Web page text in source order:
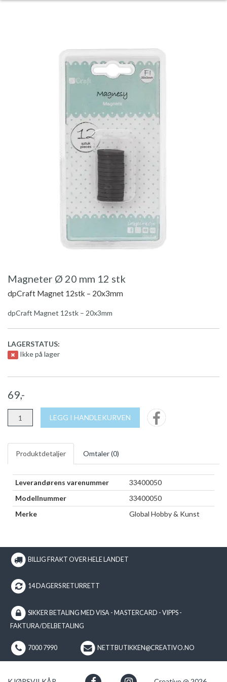
Magneter Ø 20 mm 12 stk
dpCraft Magnet 12stk – 20x3mm
dpCraft Magnet 12stk – 20x3mm
LAGERSTATUS:
Ikke på lager
69,-
LEGG I HANDLEKURVEN
Produktdetaljer Omtaler (0)
Leverandørens varenummer
33400050
Modellnummer
33400050
Merke
Global Hobby & Kunst
BILLIG FRAKT OVER HELE LANDET
14 DAGERS RETURRETT
SIKKER BETALING MED VISA - MASTERCARD - VIPPS -
FAKTURA/DELBETALING
7000 7990 NETTBUTIKKEN@CREATIVO.NO